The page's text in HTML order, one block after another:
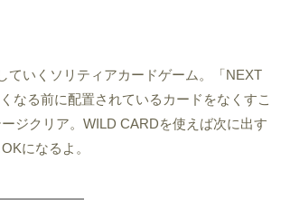
ていくソリティアカードゲーム。「NEXT
なる前に配置されているカードをなくすこ
ジクリア。WILD CARDを使えば次に出す
になるよ。